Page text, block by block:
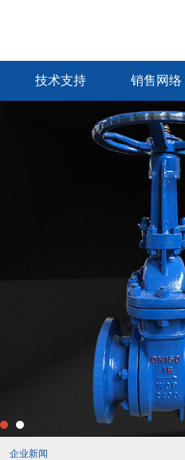
技术支持 销售网络
企业新闻